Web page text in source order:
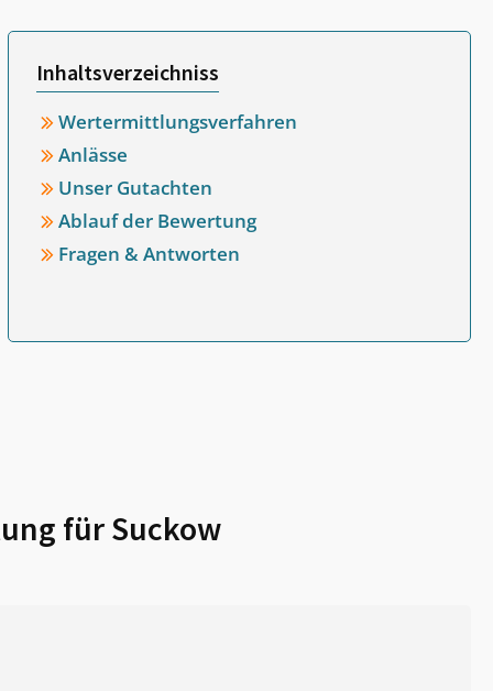
Inhaltsverzeichniss
Wertermittlungsverfahren
Anlässe
Unser Gutachten
Ablauf der Bewertung
Fragen & Antworten
fürSuckow